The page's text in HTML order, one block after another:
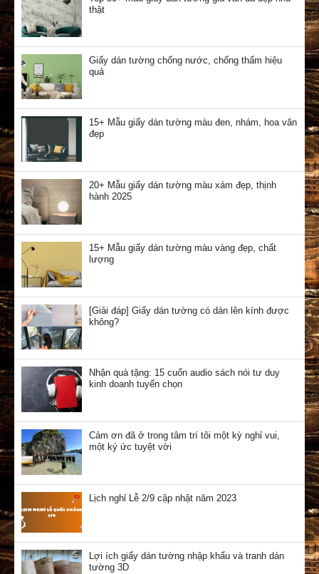
thật
Giấy dán tường chống nước, chống thấm hiệu
quả
15+ Mẫu giấy dán tường màu đen, nhám, hoa văn
đẹp
20+ Mẫu giấy dán tường màu xám đẹp, thịnh
hành 2025
15+ Mẫu giấy dán tường màu vàng đẹp, chất
lượng
[Giải đáp] Giấy dán tường có dán lên kính được
không?
Nhận quà tặng: 15 cuốn audio sách nói tư duy
kinh doanh tuyển chọn
Cảm ơn đã ở trong tâm trí tôi một kỳ nghỉ vui,
một ký ức tuyệt vời
Lịch nghỉ Lễ 2/9 cập nhật năm 2023
Lợi ích giấy dán tường nhập khẩu và tranh dán
tường 3D